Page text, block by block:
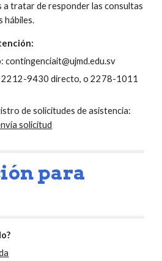
a tratar de responder las consultas
hábiles.
contingenciait@ujmd.edu.sv
2212-9430 directo, o 2278-1011
solicitud
para